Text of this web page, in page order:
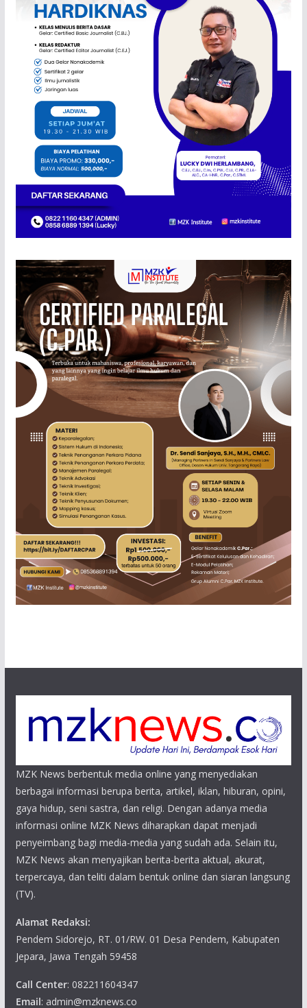
MZK News berbentuk media online yang menyediakan
berbagai informasi berupa berita, artikel, iklan, hiburan, opini,
gaya hidup, seni sastra, dan religi. Dengan adanya media
informasi online MZK News diharapkan dapat menjadi
penyeimbang bagi media-media yang sudah ada. Selain itu,
MZK News akan menyajikan berita-berita aktual, akurat,
terpercaya, dan teliti dalam bentuk online dan siaran langsung
(TV).
Alamat Redaksi:
Pendem Sidorejo, RT. 01/RW. 01 Desa Pendem, Kabupaten
Jepara, Jawa Tengah 59458
Call Center: 082211604347
Email: admin@mzknews.co